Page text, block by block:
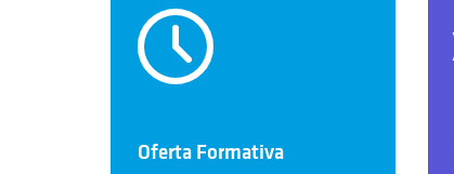
Oferta Formativa